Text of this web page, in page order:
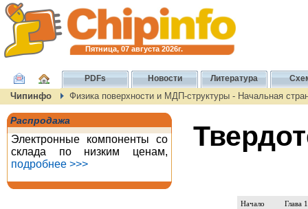
Пятница, 07 августа 2026г.
PDFs Новости Литература
Чипинфо Физика поверхности и МДП-структуры - Начальная
Распродажа
Электронные компоненты со
склада по низким ценам,
подробнее >>>
Начало Глава 1